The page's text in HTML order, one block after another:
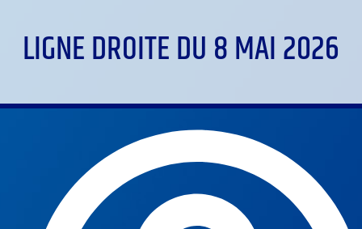
LIGNE DROITE DU 8 MAI 2026